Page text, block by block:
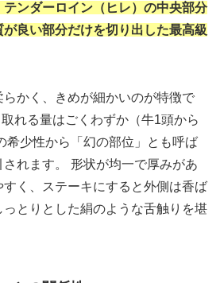
ンダーロイン（ヒレ）の中央部分
良い部分だけを切り出した最高級
らかく、きめが細かいのが特徴で
れる量はごくわずか（牛1頭から
希少性から「幻の部位」とも呼ば
れます。 形状が均一で厚みがあ
く、ステーキにすると外側は香ば
っとりとした絹のような舌触りを堪